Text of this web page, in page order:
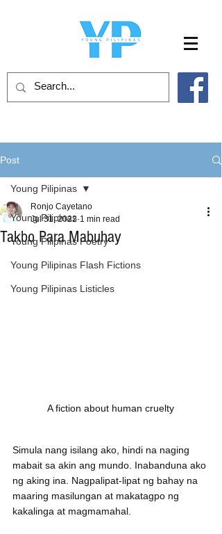
Post
Young Pilipinas
Young Pilipinas Poetry
Young Pilipinas Flash Fictions
Young Pilipinas Listicles
Young Pilipinas
Takbo Para Mabuhay
Ronjo Cayetano
Jul 31, 2022 1 min read
A fiction about human cruelty
Simula nang isilang ako, hindi na naging
mabait sa akin ang mundo. Inabanduna ako
ng aking ina. Nagpalipat-lipat ng bahay na
maaring masilungan at makatagpo ng
kakalinga at magmamahal.